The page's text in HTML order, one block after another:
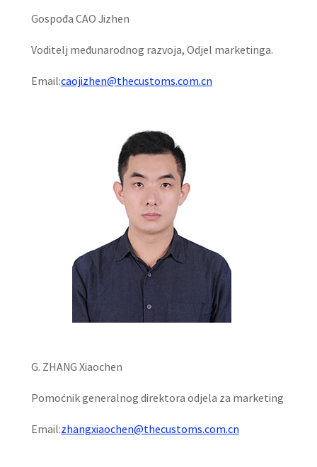
Gospođa CAO Jizhen
Voditelj međunarodnog razvoja, Odjel marketinga.
Email:caojizhen@thecustoms.com.cn
G. ZHANG Xiaochen
Pomoćnik generalnog direktora odjela za marketing
Email:zhangxiaochen@thecustoms.com.cn